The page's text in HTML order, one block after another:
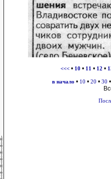
<<< • 10 • 11 • 12 •
в начало • 10 • 20 • 30